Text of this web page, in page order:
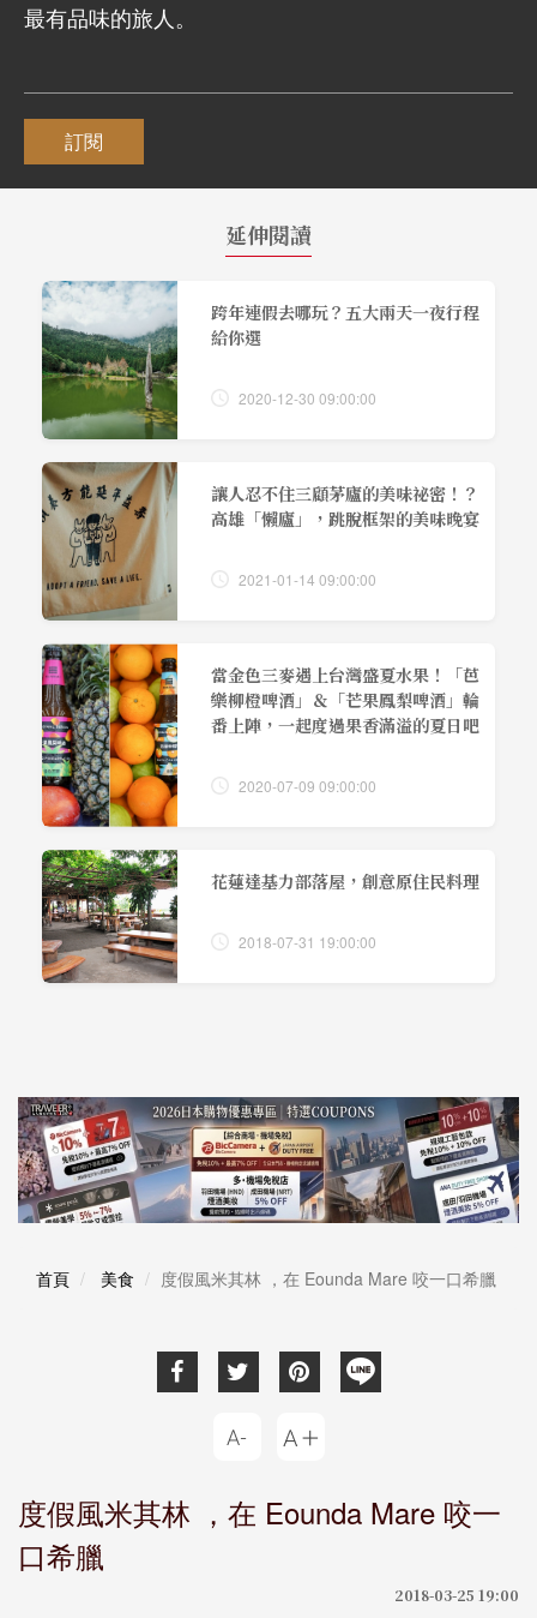
最有品味的旅人。
訂閱
延伸閱讀
跨年連假去哪玩？五大兩天一夜行程
給你選
2020-12-30 09:00:00
讓人忍不住三顧茅廬的美味祕密！？
高雄「懶廬」，跳脫框架的美味晚宴
2021-01-14 09:00:00
當金色三麥遇上台灣盛夏水果！「芭
樂柳橙啤酒」＆「芒果鳳梨啤酒」輪
番上陣，一起度過果香滿溢的夏日吧
2020-07-09 09:00:00
花蓮達基力部落屋，創意原住民料理
2018-07-31 19:00:00
首頁 美食 度假風米其林 ，在 Eounda Mare 咬一口希臘
度假風米其林 ，在 Eounda Mare 咬一
口希臘
2018-03-25 19:00